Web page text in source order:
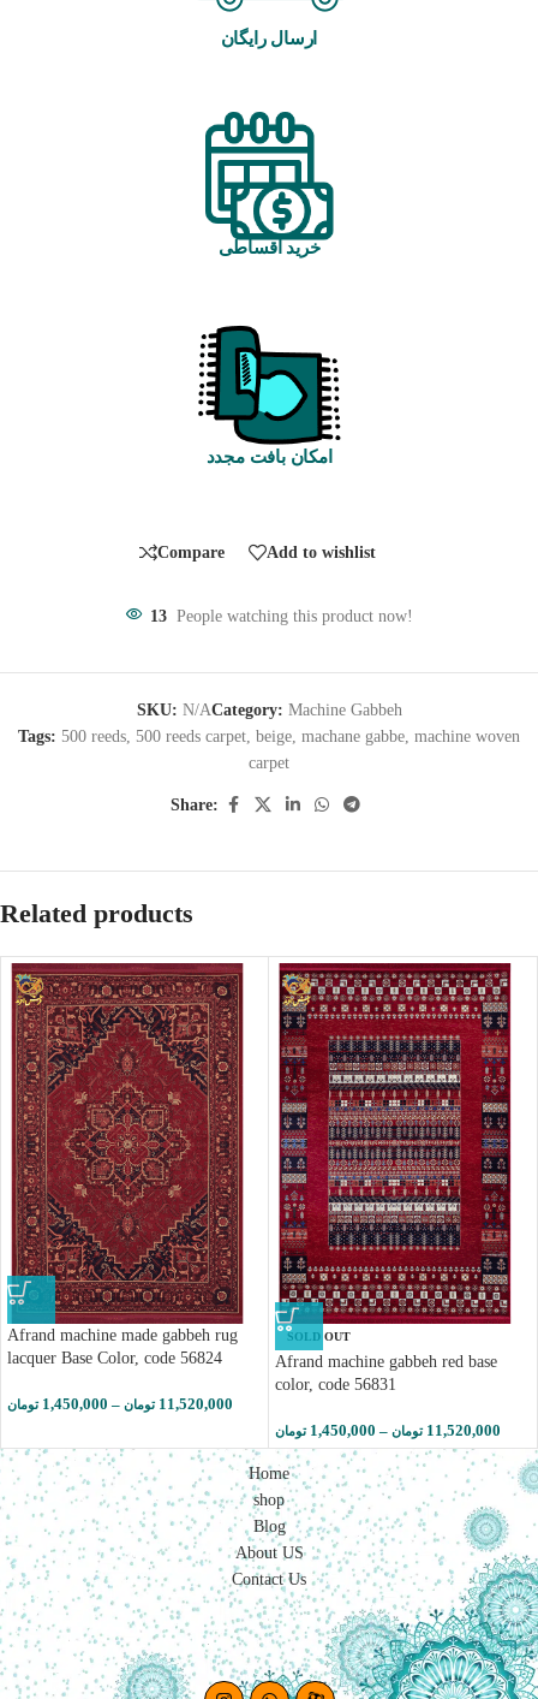
ارسال رایگان
خرید اقساطی
امکان بافت مجدد
Compare Add to wishlist
13 People watching this product now!
SKU: N/ACategory: Machine Gabbeh
Tags: 500 reeds, 500 reeds carpet, beige, machane gabbe, machine woven
carpet
Share:
Related products
Afrand machine made gabbeh rug
lacquer Base Color, code 56824
1,450,000 تومان – 11,520,000 تومان
SOLD OUT
Afrand machine gabbeh red base
color, code 56831
1,450,000 تومان – 11,520,000 تومان
Home
shop
Blog
About US
Contact Us